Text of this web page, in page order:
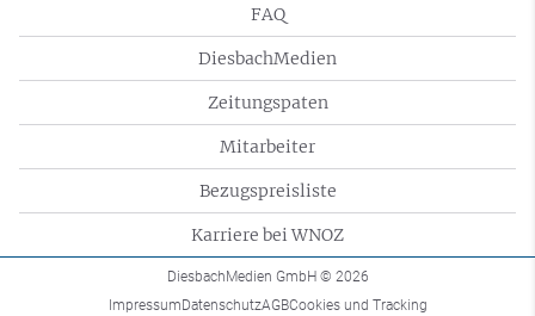
FAQ
DiesbachMedien
Zeitungspaten
Mitarbeiter
Bezugspreisliste
Karriere bei WNOZ
DiesbachMedien GmbH © 2026
ImpressumDatenschutzAGBCookies und Tracking